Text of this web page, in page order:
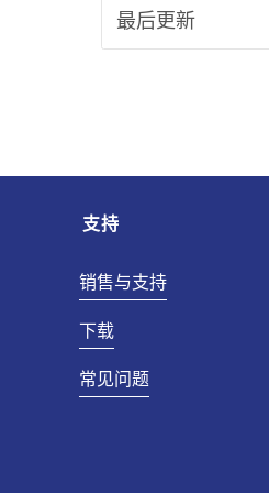
最后更新
支持
销售与支持
下载
常见问题